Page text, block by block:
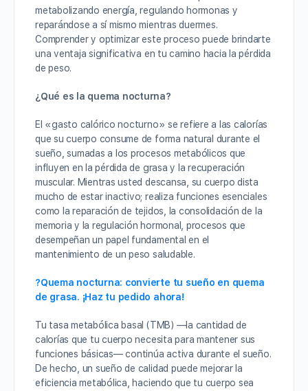
metabolizando energía, regulando hormonas y
reparándose a sí mismo mientras duermes.
Comprender y optimizar este proceso puede brindarte
una ventaja significativa en tu camino hacia la pérdida
de peso.
¿Qué es la quema nocturna?
El «gasto calórico nocturno» se refiere a las calorías
que su cuerpo consume de forma natural durante el
sueño, sumadas a los procesos metabólicos que
influyen en la pérdida de grasa y la recuperación
muscular. Mientras usted descansa, su cuerpo dista
mucho de estar inactivo; realiza funciones esenciales
como la reparación de tejidos, la consolidación de la
memoria y la regulación hormonal, procesos que
desempeñan un papel fundamental en el
mantenimiento de un peso saludable.
?Quema nocturna: convierte tu sueño en quema
de grasa. ¡Haz tu pedido ahora!
Tu tasa metabólica basal (TMB) —la cantidad de
calorías que tu cuerpo necesita para mantener sus
funciones básicas— continúa activa durante el sueño.
De hecho, un sueño de calidad puede mejorar la
eficiencia metabólica, haciendo que tu cuerpo sea